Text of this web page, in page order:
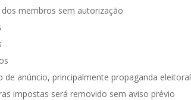
dos membros sem autorização
de anúncio, principalmente propaganda eleitoral
impostas será removido sem aviso prévio